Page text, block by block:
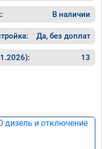
В наличии
Да, без доплат
13